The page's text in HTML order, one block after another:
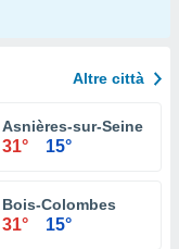
Altre città
Asnières-sur-Seine
31° 15°
Bois-Colombes
31° 15°